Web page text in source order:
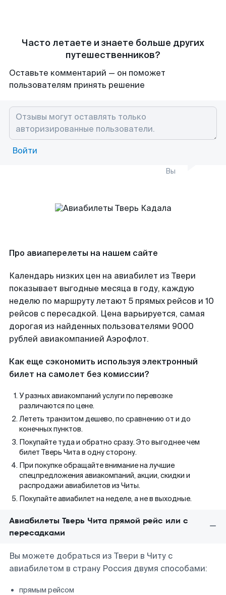
Часто летаете и знаете больше других
путешественников?
Оставьте комментарий — он поможет
пользователям принять решение
Войти
Вы
Про авиаперелеты на нашем сайте
Календарь низких цен на авиабилет из Твери
показывает выгодные месяца в году, каждую
неделю по маршруту летают 5 прямых рейсов и 10
рейсов с пересадкой. Цена варьируется, самая
дорогая из найденных пользователями 9000
рублей авиакомпанией Аэрофлот.
Как еще сэкономить используя электронный
билет на самолет без комиссии?
У разных авиакомпаний услуги по перевозке
различаются по цене.
Лететь транзитом дешево, по сравнению от и до
конечных пунктов.
Покупайте туда и обратно сразу. Это выгоднее чем
билет Тверь Чита в одну сторону.
При покупке обращайте внимание на лучшие
спецпредложения авиакомпаний, акции, скидки и
распродажи авиабилетов из Читы.
Покупайте авиабилет на неделе, а не в выходные.
Авиабилеты Тверь Чита прямой рейс или с
пересадками
Вы можете добраться из Твери в Читу с
авиабилетом в страну Россия двумя способами:
прямым рейсом